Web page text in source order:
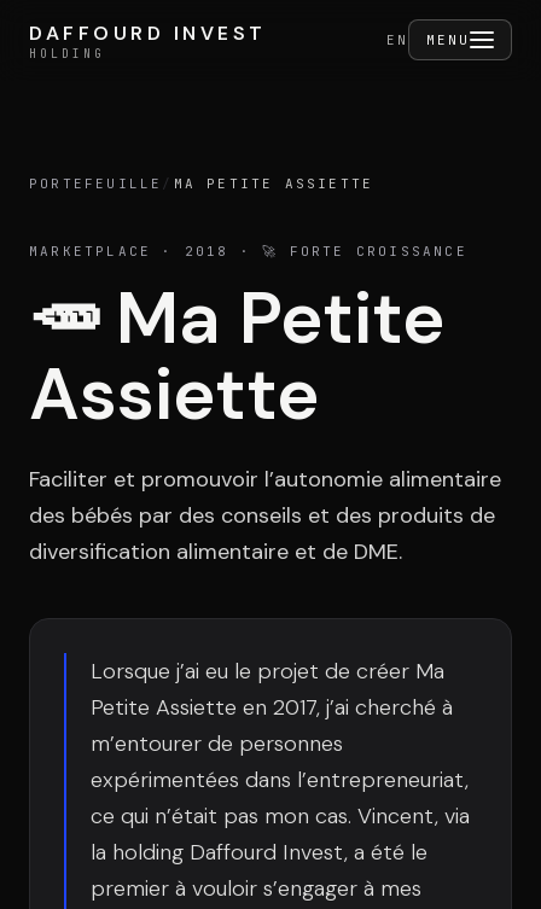
DAFFOURD INVEST
HOLDING
EN MENU
DAFFOURD INVEST
HOLDING
Portefeuille
Activités
Équipe
Témoignages
Contact
PORTEFEUILLE / MA PETITE ASSIETTE
MARKETPLACE · 2018 · 🚀 FORTE CROISSANCE
🥕 Ma Petite
Assiette
Faciliter et promouvoir l’autonomie alimentaire
des bébés par des conseils et des produits de
diversification alimentaire et de DME.
Lorsque j’ai eu le projet de créer Ma
Petite Assiette en 2017, j’ai cherché à
m’entourer de personnes
expérimentées dans l’entrepreneuriat,
ce qui n’était pas mon cas. Vincent, via
la holding Daffourd Invest, a été le
premier à vouloir s’engager à mes